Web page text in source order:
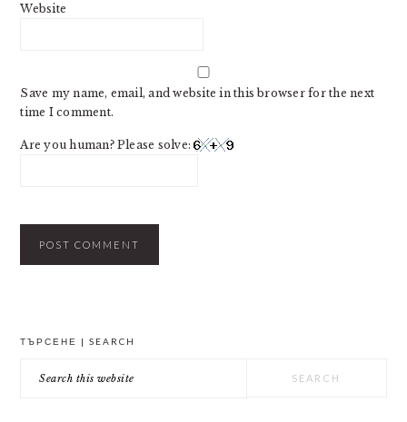
Website
Save my name, email, and website in this browser for the next
time I comment.
Are you human? Please solve:
ТЪРСЕНЕ | SEARCH
this